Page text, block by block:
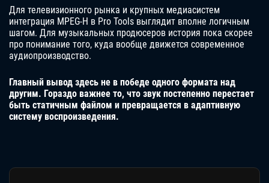
Для телевизионного рынка и крупных медиасистем
интеграция MPEG-H в Pro Tools выглядит вполне логичным
шагом. Для музыкальных продюсеров история пока скорее
про понимание того, куда вообще движется современное
аудиопроизводство.
Главный вывод здесь не в победе одного формата над
другим. Гораздо важнее то, что звук постепенно перестает
быть статичным файлом и превращается в адаптивную
систему воспроизведения.